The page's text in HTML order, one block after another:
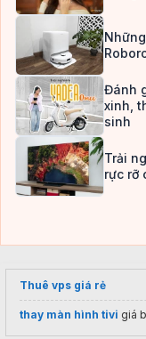
Đánh
xinh,
sinh
Trải
rực rỡ
Thuê vps giá rẻ
thay màn hình tivi giá